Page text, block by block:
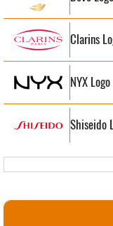
Clarins
NYX Logo
Shiseido